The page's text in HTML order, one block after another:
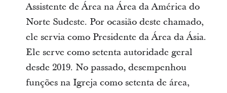
Assistente de Área na Área da América do
Norte Sudeste. Por ocasião deste chamado,
ele servia como Presidente da Área da Ásia.
Ele serve como setenta autoridade geral
desde 2019. No passado, desempenhou
funções na Igreja como setenta de área,